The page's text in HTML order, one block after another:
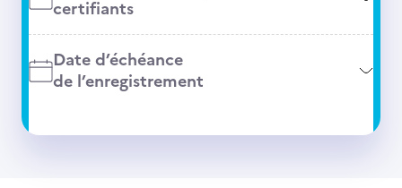
certifiants
Date d’échéance
de l’enregistrement